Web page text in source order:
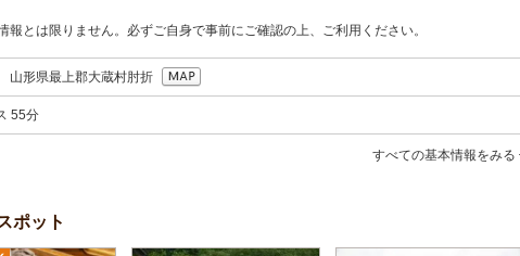
とは限りません。必ずご自身で事前にご確認の上、ご利用ください。
形県最上郡大蔵村肘折
55分
すべての基本情報をみる
ポット